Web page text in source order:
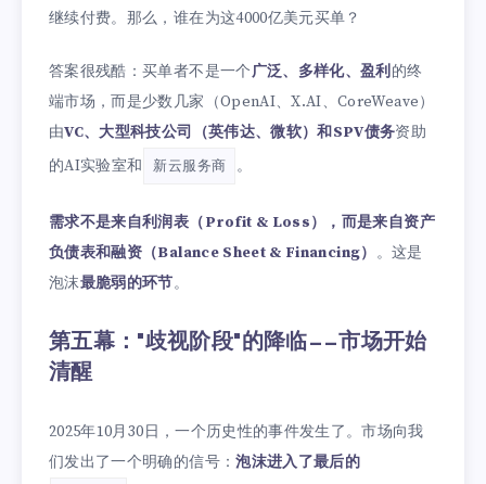
继续付费。那么，谁在为这4000亿美元买单？
答案很残酷：买单者不是一个广泛、多样化、盈利 的终
端市场，而是少数几家（OpenAI、X.AI、CoreWeave）
由VC、大型科技公司（英伟达、微软）和SPV债务资助
的AI实验室和
新云服务商 。
需求不是来自利润表（Profit & Loss），而是来自资产
负债表和融资（Balance Sheet & Financing） 。这是
泡沫最脆弱的环节。
第五幕："歧视阶段"的降临——市场开始
清醒
2025年10月30日，一个历史性的事件发生了。市场向我
们发出了一个明确的信号：泡沫进入了最后的